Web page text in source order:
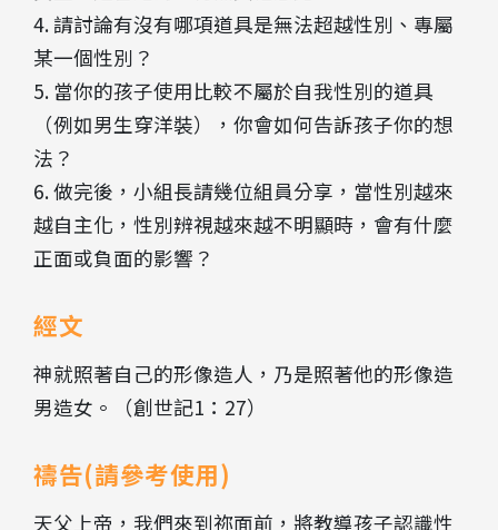
4. 請討論有沒有哪項道具是無法超越性別、專屬
某一個性別？
5. 當你的孩子使用比較不屬於自我性別的道具
（例如男生穿洋裝），你會如何告訴孩子你的想
法？
6. 做完後，小組長請幾位組員分享，當性別越來
越自主化，性別辨視越來越不明顯時，會有什麼
正面或負面的影響？
經文
神就照著自己的形像造人，乃是照著他的形像造
男造女。（創世記1：27）
禱告(請參考使用)
天父上帝，我們來到祢面前，將教導孩子認識性